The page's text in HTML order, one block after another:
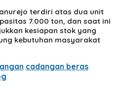
terdiri atas dua unit
7.000 ton, dan saat ini
kesiapan stok yang
kebutuhan masyarakat
cadangan beras